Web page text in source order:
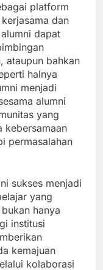
platform
dan
dapat
ataupun bahkan
halnya
menjadi
alumni
yang
kebersamaan
permasalahan
sukses menjadi
yang
hanya
institusi
kemajuan
kolaborasi